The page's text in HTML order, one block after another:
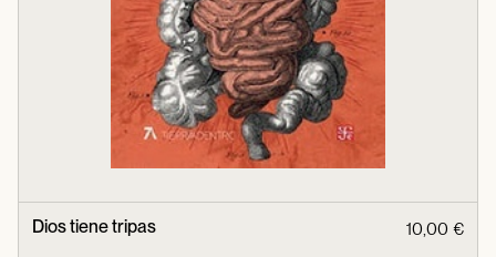
Dios tiene tripas 10,00 €